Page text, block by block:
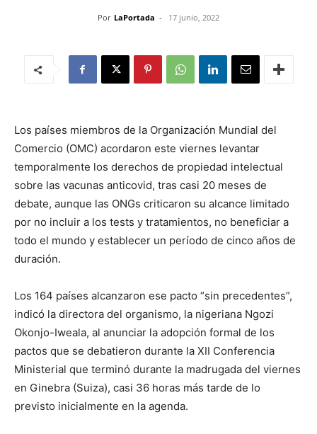
Por LaPortada - 17 junio, 2022
Los países miembros de la Organización Mundial del
Comercio (OMC) acordaron este viernes levantar
temporalmente los derechos de propiedad intelectual
sobre las vacunas anticovid, tras casi 20 meses de
debate, aunque las ONGs criticaron su alcance limitado
por no incluir a los tests y tratamientos, no beneficiar a
todo el mundo y establecer un período de cinco años de
duración.
Los 164 países alcanzaron ese pacto “sin precedentes”,
indicó la directora del organismo, la nigeriana Ngozi
Okonjo-Iweala, al anunciar la adopción formal de los
pactos que se debatieron durante la XII Conferencia
Ministerial que terminó durante la madrugada del viernes
en Ginebra (Suiza), casi 36 horas más tarde de lo
previsto inicialmente en la agenda.